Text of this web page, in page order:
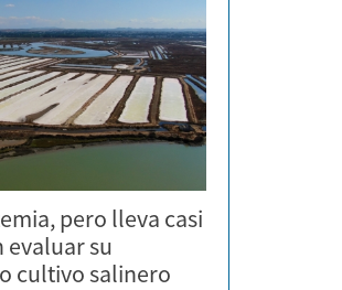
pero lleva casi
evaluar su
cultivo salinero